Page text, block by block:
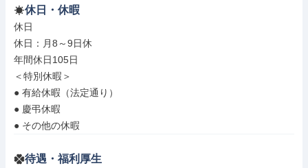
休日・休暇
休日
休日：月8～9日休
年間休日105日
＜特別休暇＞
● 有給休暇（法定通り）
● 慶弔休暇
● その他の休暇
待遇・福利厚生